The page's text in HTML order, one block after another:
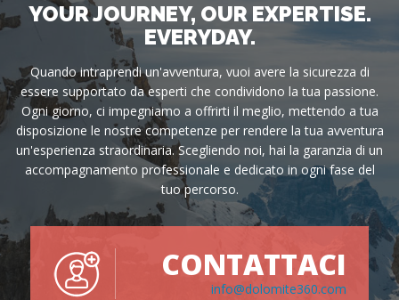
YOUR JOURNEY, OUR EXPERTISE.
EVERYDAY.
Quando intraprendi un'avventura, vuoi avere la sicurezza di
essere supportato da esperti che condividono la tua passione.
Ogni giorno, ci impegniamo a offrirti il meglio, mettendo a tua
disposizione le nostre competenze per rendere la tua avventura
un'esperienza straordinaria. Scegliendo noi, hai la garanzia di un
accompagnamento professionale e dedicato in ogni fase del
tuo percorso.
CONTATTACI
info@dolomite360.com